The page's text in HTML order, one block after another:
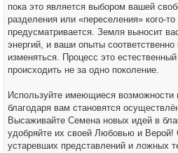
пока это является выбором вашей
разделения или «переселения» кого-то
предусматривается. Земля выносит
энергий, и ваши опыты
изменяться. Процесс это
происходить не за одно поколение.
Используйте имеющиеся возможности
благодаря вам становятся
Высаживайте Семена новых идей в
удобряйте их своей Любовью и Верой!
устаревших представлений и ложных